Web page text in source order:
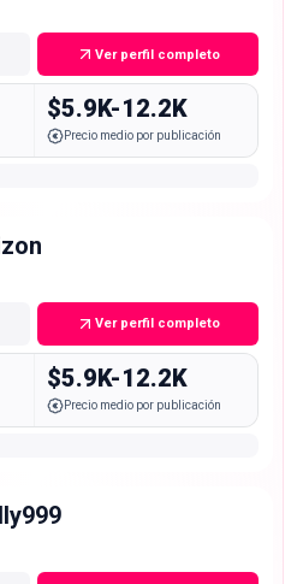
Ver perfil completo
$5.9K-12.2K
Precio medio por publicación
Ver perfil completo
$5.9K-12.2K
Precio medio por publicación